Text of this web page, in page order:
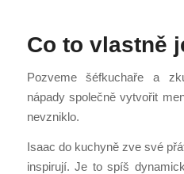
Co to vlastně
Pozveme šéfkuchaře a
nápady společně vytvořit
nevzniklo.
Isaac do kuchyně zve své
inspirují. Je to spíš